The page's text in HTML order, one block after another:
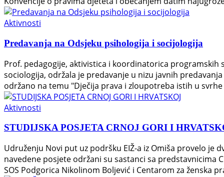
Aktivnosti
Predavanja na Odsjeku psihologija i socijologija
Prof. pedagogije, aktivistica i koordinatorica programskih
sociologija, održala je predavanje u nizu javnih
održano na temu "Dječija prava i zloupotreba istih u
Aktivnosti
STUDIJSKA POSJETA CRNOJ GORI I
Udruženju Novi put uz podršku EIŽ-a iz Omiša provelo je
navedene posjete održani su sastanci sa predstavnicima
SOS Podgorica Nikolinom Boljević i Centarom za ženska